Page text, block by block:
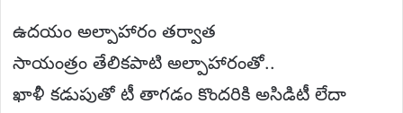
ఉదయం అల్పాహారం తర్వాత
సాయంత్రం తేలికపాటి అల్పాహారంతో..
ఖాళీ కడుపుతో టీ తాగడం కొందరికి అసిడిటీ లేదా